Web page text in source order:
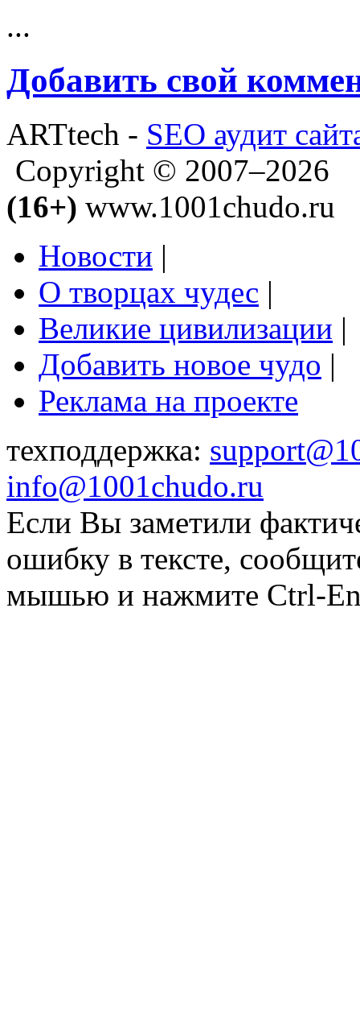
...
Добавить свой
ARTtech - SEO аудит
Copyright © 2007–2026
(16+) www.1001chudo.ru
Новости |
О творцах чудес |
Великие цивилизации |
Добавить новое чудо |
Реклама на проекте
техподдержка:
info@1001chudo.ru
Если Вы заметили
ошибку в тексте,
мышью и нажмите Ctrl-